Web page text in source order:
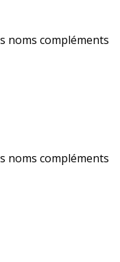
noms compléments
noms compléments